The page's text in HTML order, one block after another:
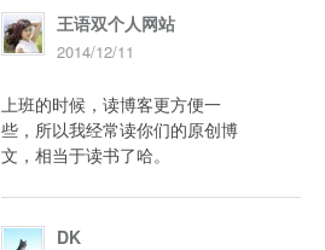
王语双个人网站
2014/12/11
上班的时候，读博客更方便一
些，所以我经常读你们的原创博
文，相当于读书了哈。
DK